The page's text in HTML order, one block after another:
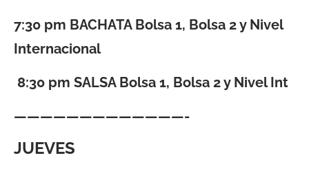
7:30 pm BACHATA Bolsa 1, Bolsa 2 y Nivel
Internacional
8:30 pm SALSA Bolsa 1, Bolsa 2 y Nivel Int
—————————————-
JUEVES